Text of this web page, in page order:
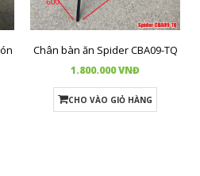
Chân bàn ăn Spider CBA09-TQ
1.800.000 VNĐ
CHO VÀO GIỎ HÀNG